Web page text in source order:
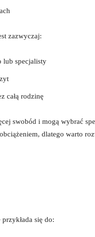
zazwyczaj:
lub specjalisty
całą rodzinę
swobód i mogą wybrać
dlatego warto
się do: